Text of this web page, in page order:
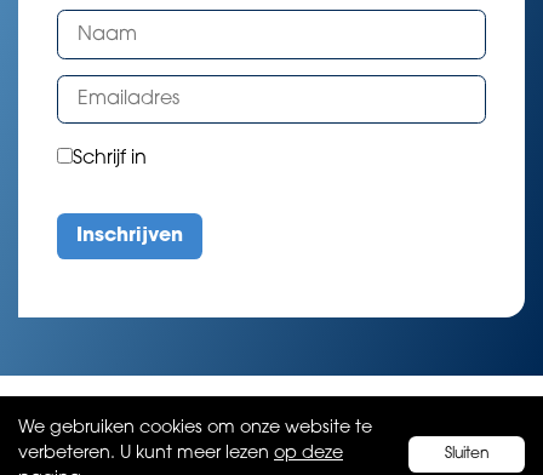
Schrijf in
We gebruiken cookies om onze website te
verbeteren. U kunt meer lezen op deze
Sluiten